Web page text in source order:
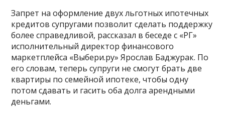
Запрет на оформление двух льготных ипотечных
кредитов супругами позволит сделать поддержку
более справедливой, рассказал в беседе с «РГ»
исполнительный директор финансового
маркетплейса «Выбери.ру» Ярослав Баджурак. По
его словам, теперь супруги не смогут брать две
квартиры по семейной ипотеке, чтобы одну
потом сдавать и гасить оба долга арендными
деньгами.